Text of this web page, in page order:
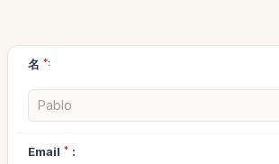
名 *:
Email * :